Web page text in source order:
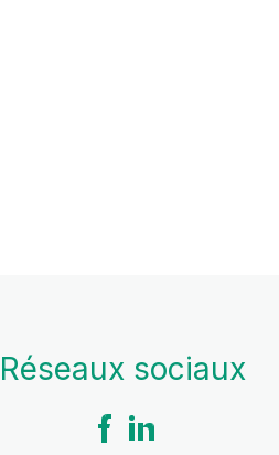
Réseaux sociaux